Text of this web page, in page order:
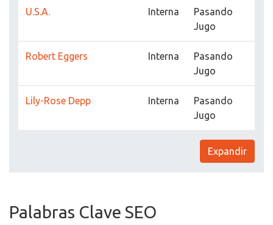
U.S.A. Interna
Pasando
Jugo
Robert Eggers Interna
Pasando
Jugo
Lily-Rose Depp Interna
Pasando
Jugo
Expandir
Palabras Clave SEO